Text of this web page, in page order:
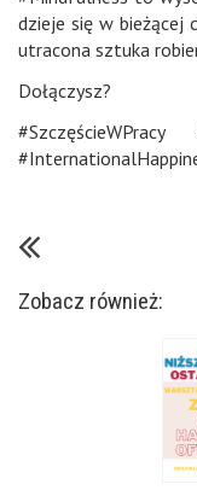
dzieje się w bieżącej
utracona sztuka
Dołączysz?
Zobacz również: